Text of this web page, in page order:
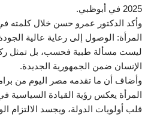
2025 في أبوظبي.
وأكد الدكتور عمرو حسن خلال كلمته
المرأة: الوصول إلى رعاية عالية
ليست مسألة طبية فحسب، بل تمثل
الإنسان ضمن الجمهورية الجديدة.
وأضاف أن ما تقدمه مصر اليوم من
المرأة يعكس رؤية القيادة
قلب أولويات الدولة، ويجسد